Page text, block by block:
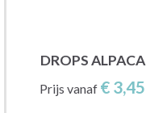
DROPS ALPACA
Prijs vanaf € 3,45